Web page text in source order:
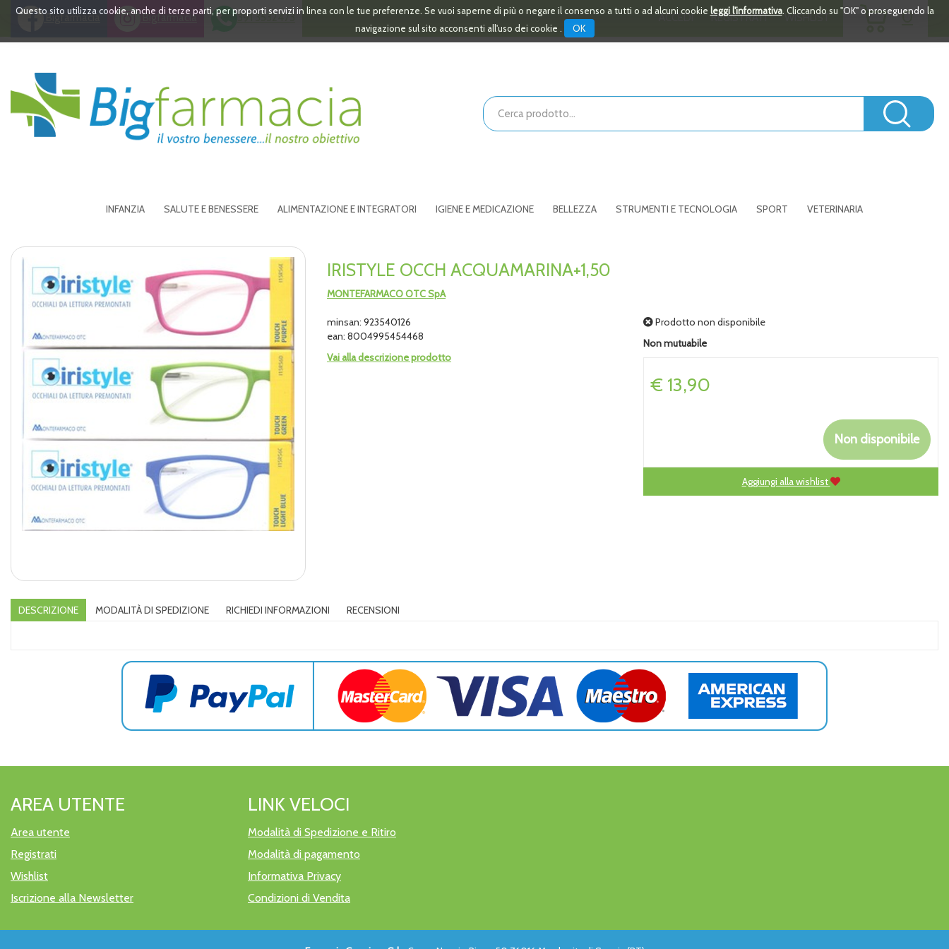
PassaQuesto sito utilizza cookie, anche di terze parti, per proporti servizi in linea con le tue preferenze. Se vuoi saperne di più o negare il consenso a tutti o ad alcuni cookie leggi l'informativa. Cliccando su "OK" o proseguendo la
navigazione sul sito acconsenti all'uso dei cookie .
OK
Bigfarmacia Bigfarmacia 391 3532473 ACCEDI REGISTRATI WISHLIST 0
ARTICOLI
Bigfarmacia
Cerca
Prodotto
INFANZIA SALUTE E BENESSERE ALIMENTAZIONE E INTEGRATORI IGIENE E MEDICAZIONE BELLEZZA STRUMENTI E TECNOLOGIA SPORT VETERINARIA
IRISTYLE OCCH ACQUAMARINA+1,50
MONTEFARMACO OTC SpA
minsan: 923540126
ean: 8004995454468
Vai alla descrizione prodotto
Prodotto non disponibile
Non mutuabile
Prezzo
€ 13,90
Non disponibile
Aggiungi alla wishlist
DESCRIZIONE MODALITÀ DI SPEDIZIONE RICHIEDI INFORMAZIONI RECENSIONI
AREA UTENTE
Area utente
Registrati
Wishlist
Iscrizione alla Newsletter
LINK VELOCI
Modalità di Spedizione e Ritiro
Modalità di pagamento
Informativa Privacy
Condizioni di Vendita